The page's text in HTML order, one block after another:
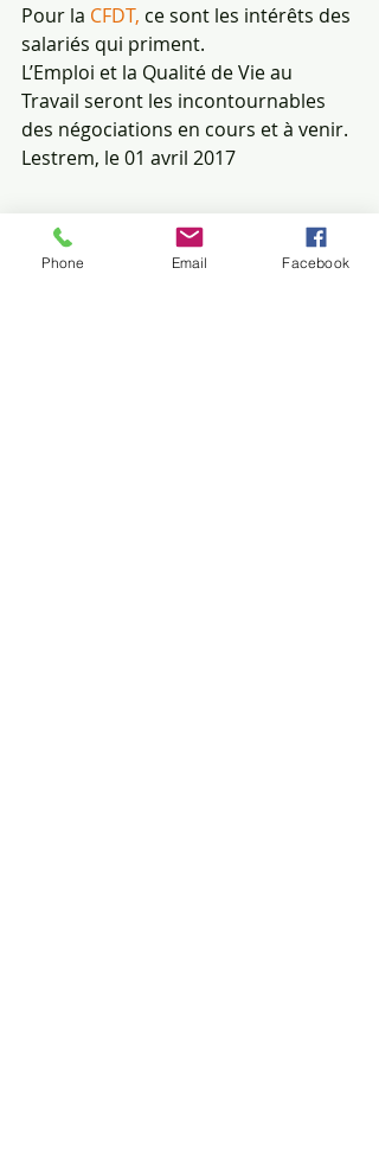
Pour la CFDT, ce sont les intérêts des
salariés qui priment.
L’Emploi et la Qualité de Vie au
Travail seront les incontournables
des négociations en cours et à venir.
Lestrem, le 01 avril 2017
CET pdf
Phone Email Facebook